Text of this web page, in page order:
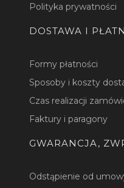
Polityka prywatności
DOSTAWA I
Formy płatności
Sposoby i koszty
Czas realizacji
Faktury i paragony
GWARANCJA,
Odstąpienie od